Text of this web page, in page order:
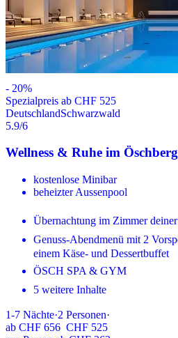
- 20%
Spezialpreis ab CHF 525
DeutschlandSchwarzwald
5.9/6
Wellness & Ruhe im
kostenlose Minibar
beheizter Aussenpool
Übernachtung im Zimmer
Genuss-Abendmenü mit 2
einem Käse- und Dessertbuffet
ÖSCH SPA & GYM
5 weitere Inhalte
1-7 Nächte·2 Personen·
ab CHF 656 CHF 525